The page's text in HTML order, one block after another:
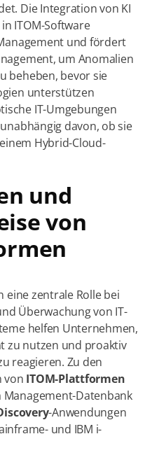
Die Integration von KI
ITOM-Software
und fördert
um Anomalien
beheben, bevor sie
unterstützen
IT-Umgebungen
davon, ob sie
Hybrid-Cloud-
und
von
eine zentrale Rolle bei
Überwachung von IT-
helfen Unternehmen,
zu nutzen und proaktiv
reagieren. Zu den
von ITOM-Plattformen
Datenbank
-Anwendungen
und IBM i-